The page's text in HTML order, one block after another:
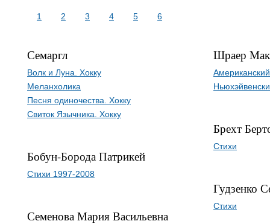
1 2 3 4 5 6
Семаргл
Волк и Луна. Хокку
Меланхолика
Песня одиночества. Хокку
Свиток Язычника. Хокку
Бобун-Борода Патрикей
Стихи 1997-2008
Семенова Мария Васильевна
Шраер
Брехт
Стихи
Гудзенко
Стихи